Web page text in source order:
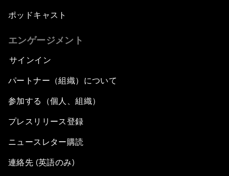
ポッドキャスト
エンゲージメント
サインイン
パートナー（組織）について
参加する（個人、組織）
プレスリリース登録
ニュースレター購読
連絡先 (英語のみ)